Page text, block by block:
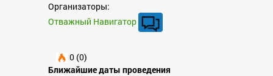
Организаторы:
Отважный Навигатор
0 (0)
Ближайшие даты проведения